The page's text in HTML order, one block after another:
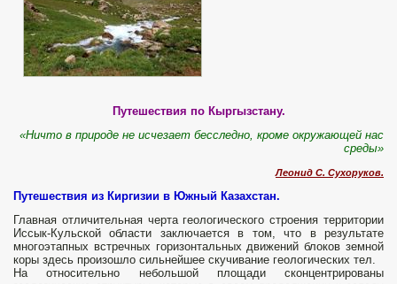
Путешествия по Кыргызстану.
«Ничто в природе не исчезает бесследно, кроме окружающей нас
среды»
Леонид С. Сухоруков.
Путешествия из Киргизии в Южный Казахстан.
Главная отличительная черта геологического строения территории
Иссык-Кульской области заключается в том, что в результате
многоэтапных встречных горизонтальных движений блоков земной
коры здесь произошло сильнейшее скучивание геологических тел.
На относительно небольшой площади сконцентрированы